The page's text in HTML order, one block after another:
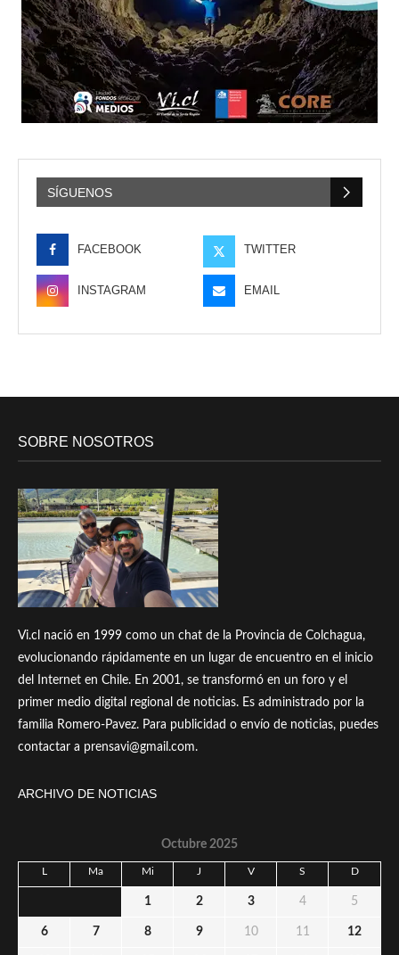
SÍGUENOS
FACEBOOK TWITTER
INSTAGRAM EMAIL
SOBRE NOSOTROS
Vi.cl nació en 1999 como un chat de la Provincia de Colchagua,
evolucionando rápidamente en un lugar de encuentro en el inicio
del Internet en Chile. En 2001, se transformó en un foro y el
primer medio digital regional de noticias. Es administrado por la
familia Romero-Pavez. Para publicidad o envío de noticias, puedes
contactar a prensavi@gmail.com.
ARCHIVO DE NOTICIAS
Octubre 2025
L Ma Mi J V S D
1 2 3 4 5
6 7 8 9 10 11 12